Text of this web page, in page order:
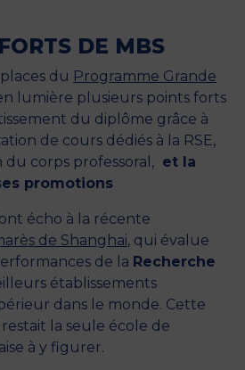
DE MBS
du Programme Grande
lumière plusieurs points forts
du diplôme grâce à
de cours dédiés à la RSE,
du corps professoral, et la
promotions
écho à la récente
de Shanghai, qui évalue
de la Recherche
établissements
dans le monde. Cette
la seule école de
à y figurer.